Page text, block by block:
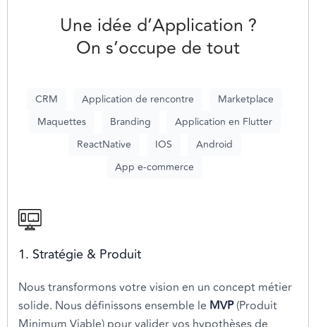
Une idée d’Application ?
On s’occupe de tout
CRM Application de rencontre
Marketplace
Maquettes
Branding
Application en Flutter
ReactNative
IOS
Android
App e-commerce
1. Stratégie & Produit
Nous transformons votre vision en un concept métier
solide. Nous définissons ensemble le MVP(Produit